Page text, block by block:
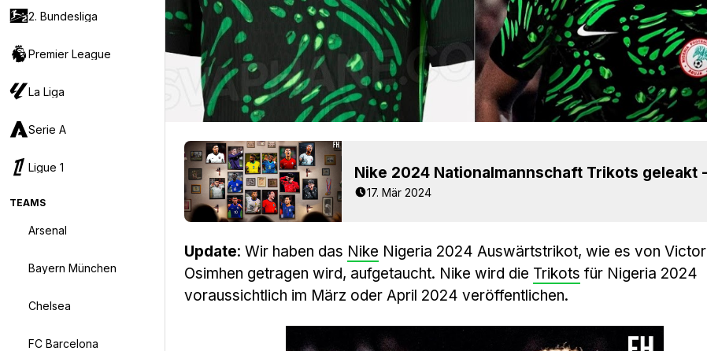
2. Bundesliga
Premier League
La Liga
Serie A
Ligue 1
TEAMS
Arsenal
Bayern München
Chelsea
FC Barcelona
17. Mär 2024
Update: Wir haben das Nike Nigeria 2024 Auswärtstrikot, wie es von Victor
Osimhen getragen wird, aufgetaucht. Nike wird die Trikots für Nigeria 2024
voraussichtlich im März oder April 2024 veröffentlichen.